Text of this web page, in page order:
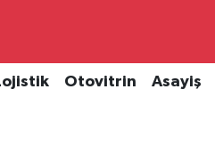
Otovitrin Asayiş